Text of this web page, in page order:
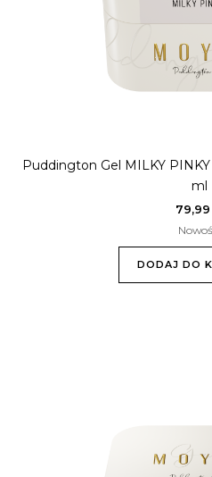
Puddington Gel MILKY
ml
79,99
DODAJ DO